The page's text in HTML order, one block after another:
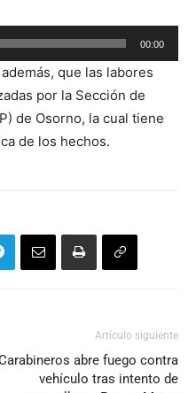
00:00
que las labores
por la Sección de
de Osorno, la cual tiene
de los hechos.
Artículo siguiente
abre fuego contra
vehículo tras intento de